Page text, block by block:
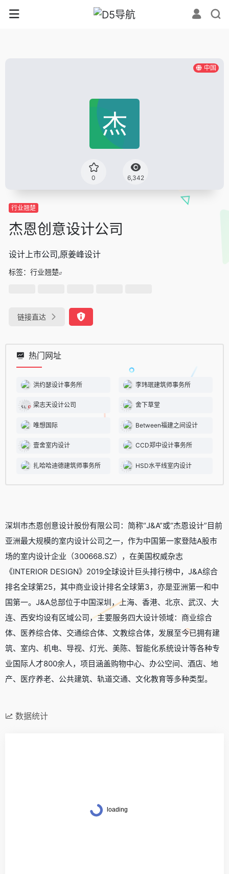
中国
0 6,342
行业翘楚
杰恩创意设计公司
设计上市公司,原姜峰设计
标签： 行业翘楚
链接直达
热门网址
洪约瑟设计事务所 李玮珉建筑师事务所
梁志天设计公司 舍下草堂
唯想国际 Between福建之间设计
壹舍室内设计 CCD郑中设计事务所
扎哈哈迪德建筑师事务所 HSD水平线室内设计
深圳市杰恩创意设计股份有限公司：简称“J&A”或“杰恩设计”目前
亚洲最大规模的室内设计公司之一，作为中国第一家登陆A股市
场的室内设计企业（300668.SZ），在美国权威杂志
《INTERIOR DESIGN》2019全球设计巨头排行榜中，J&A综合
排名全球第25，其中商业设计排名全球第3，亦是亚洲第一和中
国第一。J&A总部位于中国深圳，上海、香港、北京、武汉、大
连、西安均设有区域公司，主要服务四大设计领域：商业综合
体、医养综合体、交通综合体、文教综合体，发展至今已拥有建
筑、室内、机电、导视、灯光、美陈、智能化系统设计等各种专
业国际人才800余人，项目涵盖购物中心、办公空间、酒店、地
产、医疗养老、公共建筑、轨道交通、文化教育等多种类型。
数据统计